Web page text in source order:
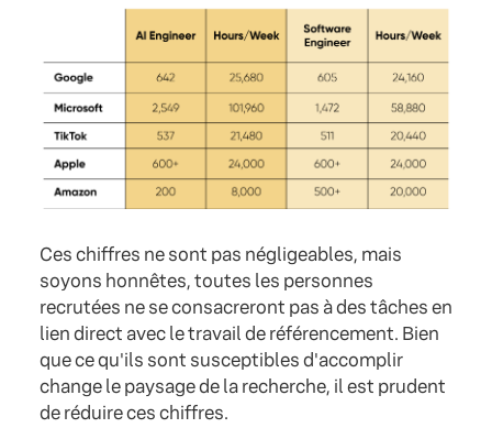
Ces chiffres ne sont pas négligeables, mais
soyons honnêtes, toutes les personnes
recrutées ne se consacreront pas à des tâches en
lien direct avec le travail de référencement. Bien
que ce qu'ils sont susceptibles d'accomplir
change le paysage de la recherche, il est prudent
de réduire ces chiffres.